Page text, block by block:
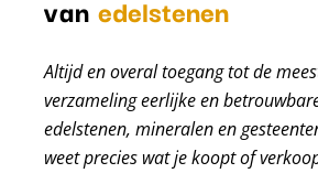
van edelstenen
mineralen
Altijd en overal toegang tot de
verzameling eerlijke en
edelstenen, mineralen en
weet precies wat je koopt of